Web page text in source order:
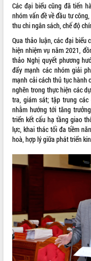
VIDEO
Loading the player...
Khám bệnh, cấp phát thuốc
và tặng quà người dân xã Cư Pui
Hội nghị UBND tỉnh Đắk Lắk
tháng 7/2026
Nam Anh hùng” và trao Huân
Lao động
UBND tỉnh Đắk Lắk triển khai
Kỳ họp thứ Hai, Hội đồng nhân
tỉnh khóa XI quyết nghị nhiều nội
quan trọng
Bí thư Tỉnh ủy Lương Nguyễn
Triết thăm, tặng quà người có
cách mạng
Các đại biểu cũng đã tiến
nhóm vấn đề về đầu tư
thu chi ngân sách, chế độ
Qua thảo luận, các đại biểu
hiện nhiệm vụ năm 2021,
thảo Nghị quyết phương
đẩy mạnh các nhóm giải
mạnh cải cách thủ tục hành
nghẽn trong thực hiện các
tra, giám sát; tập trung
nhằm hướng tới tăng
triển kết cấu hạ tầng giao
lực, khai thác tối đa tiềm
hoà, hợp lý giữa phát triển